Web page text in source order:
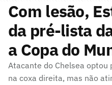
Com lesão,
da pré-lista
a Copa do
Atacante do Chelsea
na coxa direita, mas não